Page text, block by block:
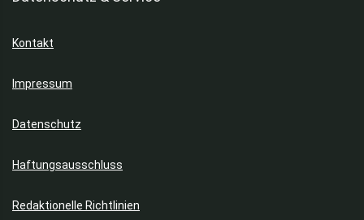
Kontakt
Impressum
Datenschutz
Haftungsausschluss
Redaktionelle Richtlinien